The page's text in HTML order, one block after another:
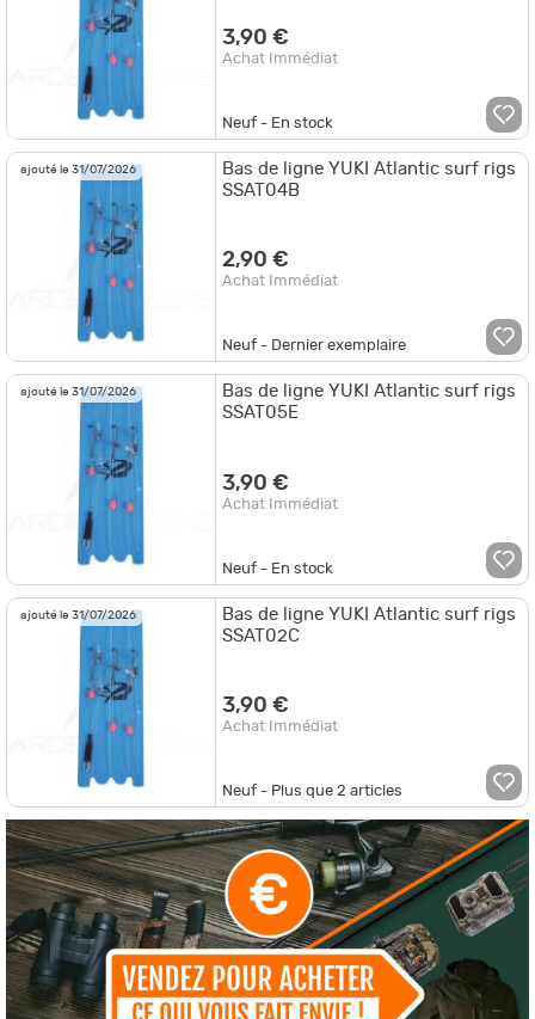
3,90 €
Achat Immédiat
Neuf - En stock
ajouté le 31/07/2026
Bas de ligne YUKI Atlantic surf rigs
SSAT04B
2,90 €
Achat Immédiat
Neuf - Dernier exemplaire
ajouté le 31/07/2026
Bas de ligne YUKI Atlantic surf rigs
SSAT05E
3,90 €
Achat Immédiat
Neuf - En stock
ajouté le 31/07/2026
Bas de ligne YUKI Atlantic surf rigs
SSAT02C
3,90 €
Achat Immédiat
Neuf - Plus que2 articles